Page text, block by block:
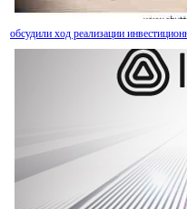
продлила срок действия лицензии
обсудили ход реализации